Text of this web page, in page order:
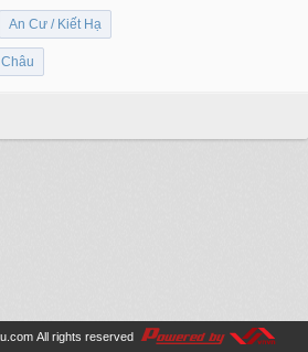
An Cư / Kiết Hạ
All rights reserved